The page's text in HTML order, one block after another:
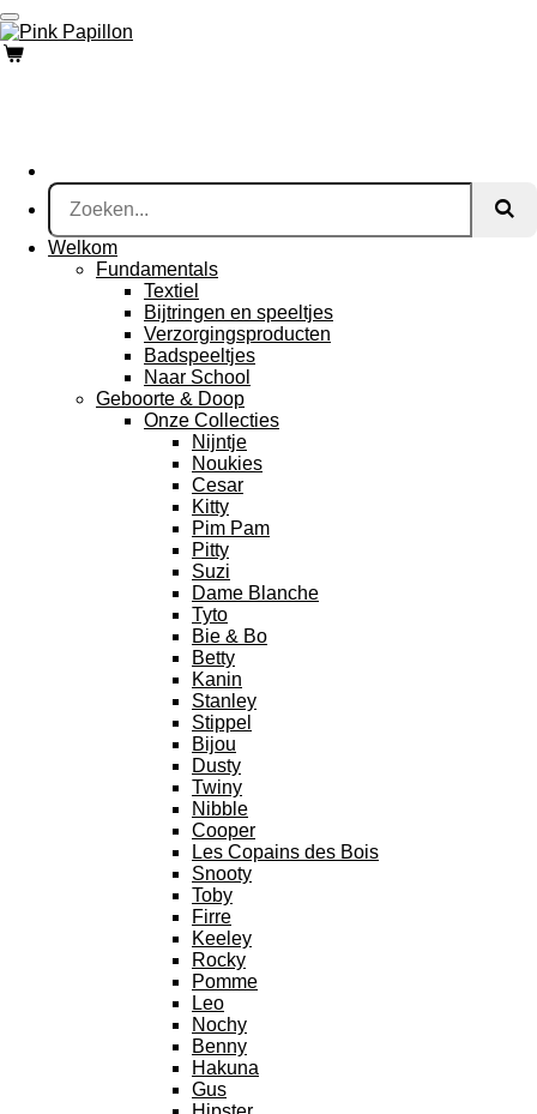
Ga
direct
naar
Welkom
Fundamentals
Textiel
Bijtringen en speeltjes
Verzorgingsproducten
Badspeeltjes
Naar School
Geboorte & Doop
Onze Collecties
Nijntje
Noukies
Cesar
Kitty
Pim Pam
Pitty
Suzi
Dame Blanche
Tyto
Bie & Bo
Betty
Kanin
Stanley
Stippel
Bijou
Dusty
Twiny
Nibble
Cooper
Les Copains des Bois
Snooty
Toby
Firre
Keeley
Rocky
Pomme
Leo
Nochy
Benny
Hakuna
Gus